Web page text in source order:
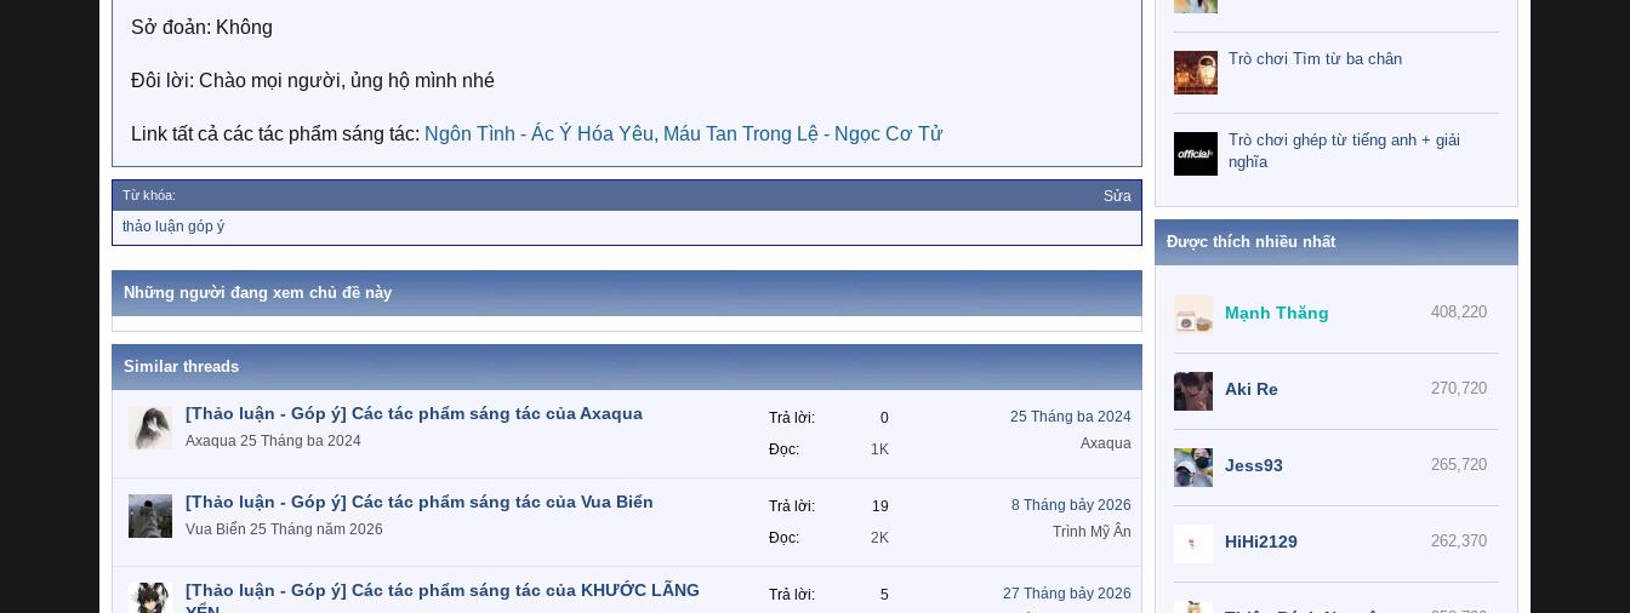
Sở đoản: Không
Đôi lời: Chào mọi người, ủng hộ mình nhé
Link tất cả các tác phẩm sáng tác: Ngôn Tình - Ác Ý Hóa Yêu, Máu Tan Trong Lệ - Ngọc Cơ Tử
Từ khóa: Sửa
ừ
a
thảo luận góp ý
Những người đang xem chủ đề này
Similar threads
[Thảo luận - Góp ý] Các tác phẩm sáng tác của Axaqua
Axaqua 25 Tháng ba 2024
Trả lời
0
Đọc
1K
25 Tháng ba 2024
Axaqua
[Thảo luận - Góp ý] Các tác phẩm sáng tác của Vua Biển
Vua Biển 25 Tháng năm 2026
Trả lời
19
Đọc
2K
8 Tháng bảy 2026
Trình Mỹ Ân
[Thảo luận - Góp ý] Các tác phẩm sáng tác của KHƯỚC LÃNG
Trả lời 5
27 Tháng bảy 2026
Trò chơi Tìm từ ba chân
Trò chơi ghép từ tiếng anh + giải
nghĩa
Được thích nhiều nhất
408,220
Mạnh Thăng
270,720
Aki Re
265,720
Jess93
262,370
HiHi2129